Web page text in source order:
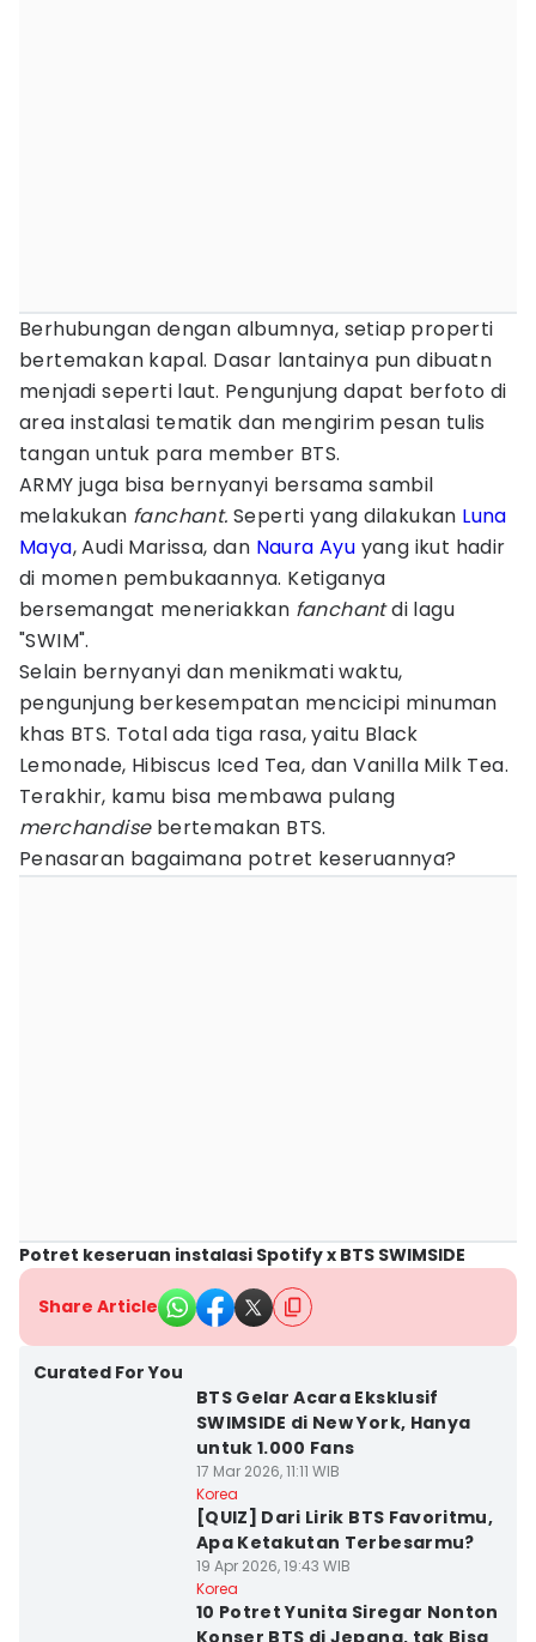
Berhubungan dengan albumnya, setiap properti
bertemakan kapal. Dasar lantainya pun dibuatn
menjadi seperti laut. Pengunjung dapat berfoto di
area instalasi tematik dan mengirim pesan tulis
tangan untuk para member BTS.
ARMY juga bisa bernyanyi bersama sambil
melakukan fanchant.Seperti yang dilakukan Luna
Maya, Audi Marissa, dan Naura Ayu yang ikut hadir
di momen pembukaannya. Ketiganya
bersemangat meneriakkan fanchantdi lagu
"SWIM".
Selain bernyanyi dan menikmati waktu,
pengunjung berkesempatan mencicipi minuman
khas BTS. Total ada tiga rasa, yaitu Black
Lemonade, Hibiscus Iced Tea, dan Vanilla Milk Tea.
Terakhir, kamu bisa membawa pulang
merchandisebertemakan BTS.
Penasaran bagaimana potret keseruannya?
Potret keseruan instalasi Spotify x BTS SWIMSIDE
Share Article
Curated For You
BTS Gelar Acara Eksklusif
SWIMSIDE di New York, Hanya
untuk 1.000 Fans
17 Mar 2026, 11:11 WIB
Korea
[QUIZ] Dari Lirik BTS Favoritmu,
Apa Ketakutan Terbesarmu?
19 Apr 2026, 19:43 WIB
Korea
10 Potret Yunita Siregar Nonton
Konser BTS di Jepang, tak Bisa